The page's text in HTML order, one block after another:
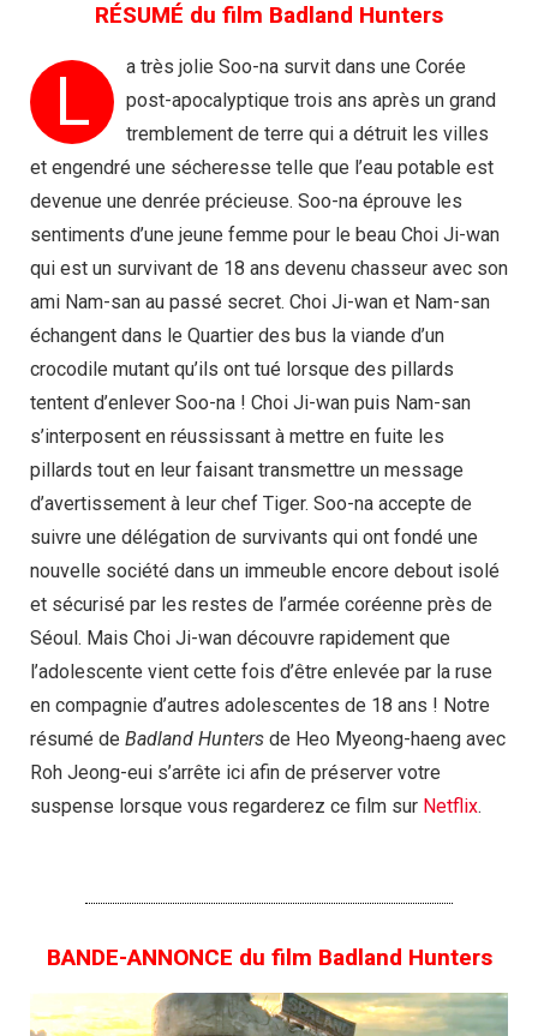
RÉSUMÉ du film Badland Hunters
L
a très jolie Soo-na survit dans une Corée
post-apocalyptique trois ans après un grand
tremblement de terre qui a détruit les villes
et engendré une sécheresse telle que l’eau potable est
devenue une denrée précieuse. Soo-na éprouve les
sentiments d’une jeune femme pour le beau Choi Ji-wan
qui est un survivant de 18 ans devenu chasseur avec son
ami Nam-san au passé secret. Choi Ji-wan et Nam-san
échangent dans le Quartier des bus la viande d’un
crocodile mutant qu’ils ont tué lorsque des pillards
tentent d’enlever Soo-na ! Choi Ji-wan puis Nam-san
s’interposent en réussissant à mettre en fuite les
pillards tout en leur faisant transmettre un message
d’avertissement à leur chef Tiger. Soo-na accepte de
suivre une délégation de survivants qui ont fondé une
nouvelle société dans un immeuble encore debout isolé
et sécurisé par les restes de l’armée coréenne près de
Séoul. Mais Choi Ji-wan découvre rapidement que
l’adolescente vient cette fois d’être enlevée par la ruse
en compagnie d’autres adolescentes de 18 ans ! Notre
résumé de Badland Hunters de Heo Myeong-haeng avec
Roh Jeong-eui s’arrête ici afin de préserver votre
suspense lorsque vous regarderez ce film sur Netflix.
BANDE-ANNONCE du film Badland Hunters